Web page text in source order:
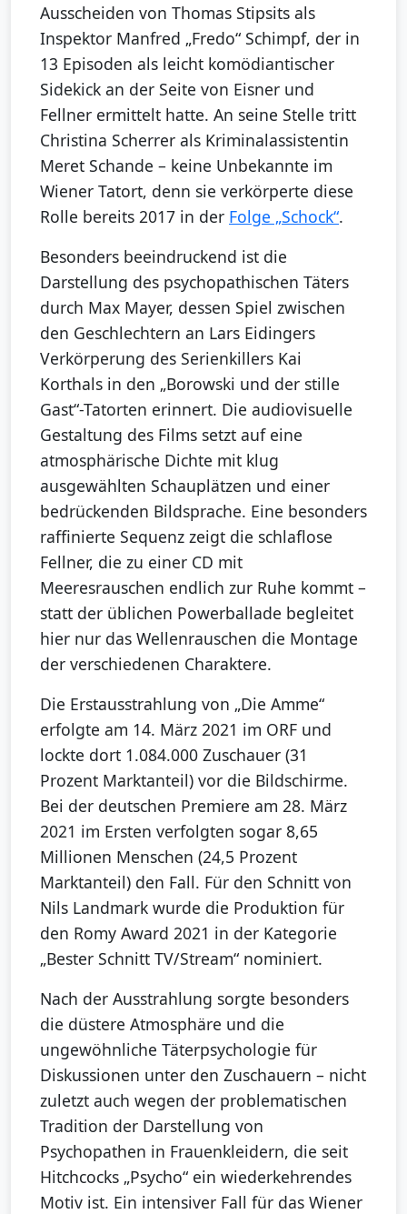
Ausscheiden von Thomas Stipsits als
Inspektor Manfred „Fredo“ Schimpf, der in
13 Episoden als leicht komödiantischer
Sidekick an der Seite von Eisner und
Fellner ermittelt hatte. An seine Stelle tritt
Christina Scherrer als Kriminalassistentin
Meret Schande – keine Unbekannte im
Wiener Tatort, denn sie verkörperte diese
Rolle bereits 2017 in der Folge „Schock“.
Besonders beeindruckend ist die
Darstellung des psychopathischen Täters
durch Max Mayer, dessen Spiel zwischen
den Geschlechtern an Lars Eidingers
Verkörperung des Serienkillers Kai
Korthals in den „Borowski und der stille
Gast“-Tatorten erinnert. Die audiovisuelle
Gestaltung des Films setzt auf eine
atmosphärische Dichte mit klug
ausgewählten Schauplätzen und einer
bedrückenden Bildsprache. Eine besonders
raffinierte Sequenz zeigt die schlaflose
Fellner, die zu einer CD mit
Meeresrauschen endlich zur Ruhe kommt –
statt der üblichen Powerballade begleitet
hier nur das Wellenrauschen die Montage
der verschiedenen Charaktere.
Die Erstausstrahlung von „Die Amme“
erfolgte am 14. März 2021 im ORF und
lockte dort 1.084.000 Zuschauer (31
Prozent Marktanteil) vor die Bildschirme.
Bei der deutschen Premiere am 28. März
2021 im Ersten verfolgten sogar 8,65
Millionen Menschen (24,5 Prozent
Marktanteil) den Fall. Für den Schnitt von
Nils Landmark wurde die Produktion für
den Romy Award 2021 in der Kategorie
„Bester Schnitt TV/Stream“ nominiert.
Nach der Ausstrahlung sorgte besonders
die düstere Atmosphäre und die
ungewöhnliche Täterpsychologie für
Diskussionen unter den Zuschauern – nicht
zuletzt auch wegen der problematischen
Tradition der Darstellung von
Psychopathen in Frauenkleidern, die seit
Hitchcocks „Psycho“ ein wiederkehrendes
Motiv ist. Ein intensiver Fall für das Wiener